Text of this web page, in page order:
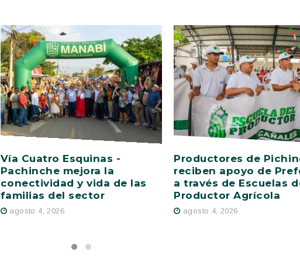
Vía Cuatro Esquinas -
Pachinche mejora la
conectividad y vida de las
familias del sector
agosto 4, 2026
Productores de
reciben apoyo de
a través de Escuelas
Productor Agrícola
agosto 4, 2026